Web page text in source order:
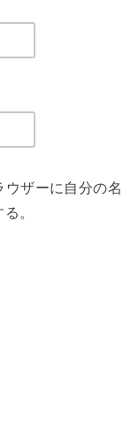
ウザーに自分の名
。